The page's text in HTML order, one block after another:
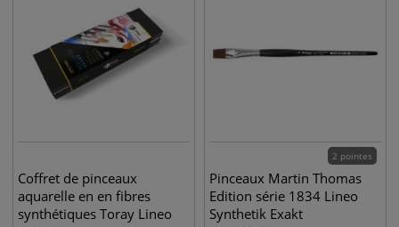
Coffret de pinceaux
aquarelle en en fibres
synthétiques Toray Lineo
2 pointes
Pinceaux Martin Thomas
Edition série 1834 Lineo
Synthetik Exakt